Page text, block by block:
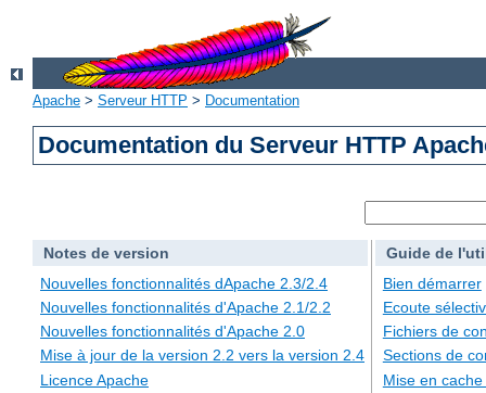
Apache > Serveur HTTP > Documentation
Documentation du Serveur HTTP
Notes de version
Nouvelles fonctionnalités dApache 2.3/2.4
Nouvelles fonctionnalités d'Apache 2.1/2.2
Nouvelles fonctionnalités d'Apache 2.0
Mise à jour de la version 2.2 vers la version 2.4
Licence Apache
Guide de
Bien démarrer
Ecoute
Fichiers de
Sections de
Mise en